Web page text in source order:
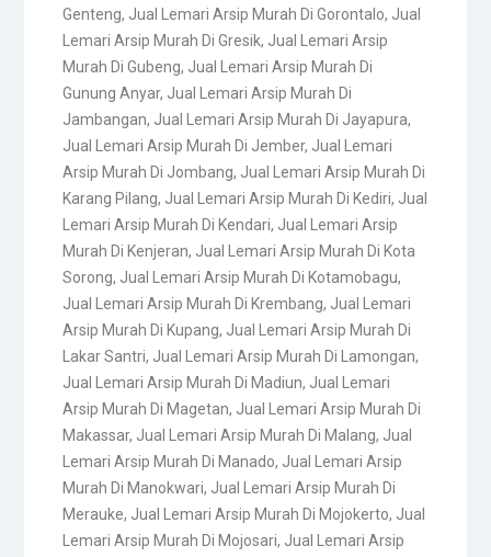
Genteng, Jual Lemari Arsip Murah Di Gorontalo, Jual
Lemari Arsip Murah Di Gresik, Jual Lemari Arsip
Murah Di Gubeng, Jual Lemari Arsip Murah Di
Gunung Anyar, Jual Lemari Arsip Murah Di
Jambangan, Jual Lemari Arsip Murah Di Jayapura,
Jual Lemari Arsip Murah Di Jember, Jual Lemari
Arsip Murah Di Jombang, Jual Lemari Arsip Murah Di
Karang Pilang, Jual Lemari Arsip Murah Di Kediri, Jual
Lemari Arsip Murah Di Kendari, Jual Lemari Arsip
Murah Di Kenjeran, Jual Lemari Arsip Murah Di Kota
Sorong, Jual Lemari Arsip Murah Di Kotamobagu,
Jual Lemari Arsip Murah Di Krembang, Jual Lemari
Arsip Murah Di Kupang, Jual Lemari Arsip Murah Di
Lakar Santri, Jual Lemari Arsip Murah Di Lamongan,
Jual Lemari Arsip Murah Di Madiun, Jual Lemari
Arsip Murah Di Magetan, Jual Lemari Arsip Murah Di
Makassar, Jual Lemari Arsip Murah Di Malang, Jual
Lemari Arsip Murah Di Manado, Jual Lemari Arsip
Murah Di Manokwari, Jual Lemari Arsip Murah Di
Merauke, Jual Lemari Arsip Murah Di Mojokerto, Jual
Lemari Arsip Murah Di Mojosari, Jual Lemari Arsip